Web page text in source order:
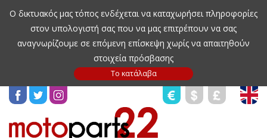
Ο δικτυακός μας τόπος ενδέχεται να καταχωρήσει πληροφορίες
στον υπολογιστή σας που να μας επιτρέπουν να σας
αναγνωρίζουμε σε επόμενη επίσκεψη χωρίς να απαιτηθούν
στοιχεία πρόσβασης